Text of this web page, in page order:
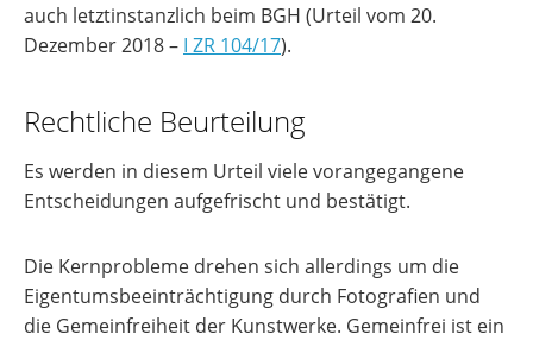
auch letztinstanzlich beim BGH (Urteil vom 20.
Dezember 2018 – I ZR 104/17).
Rechtliche Beurteilung
Es werden in diesem Urteil viele vorangegangene
Entscheidungen aufgefrischt und bestätigt.
Die Kernprobleme drehen sich allerdings um die
Eigentumsbeeinträchtigung durch Fotografien und
die Gemeinfreiheit der Kunstwerke. Gemeinfrei ist ein